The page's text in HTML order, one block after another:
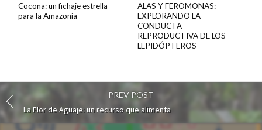
Cocona: un fichaje estrella
para la Amazonía
ALAS Y FEROMONAS:
EXPLORANDO LA
CONDUCTA
REPRODUCTIVA DE LOS
LEPIDÓPTEROS
PREV POST
La Flor de Aguaje: un recurso que alimenta